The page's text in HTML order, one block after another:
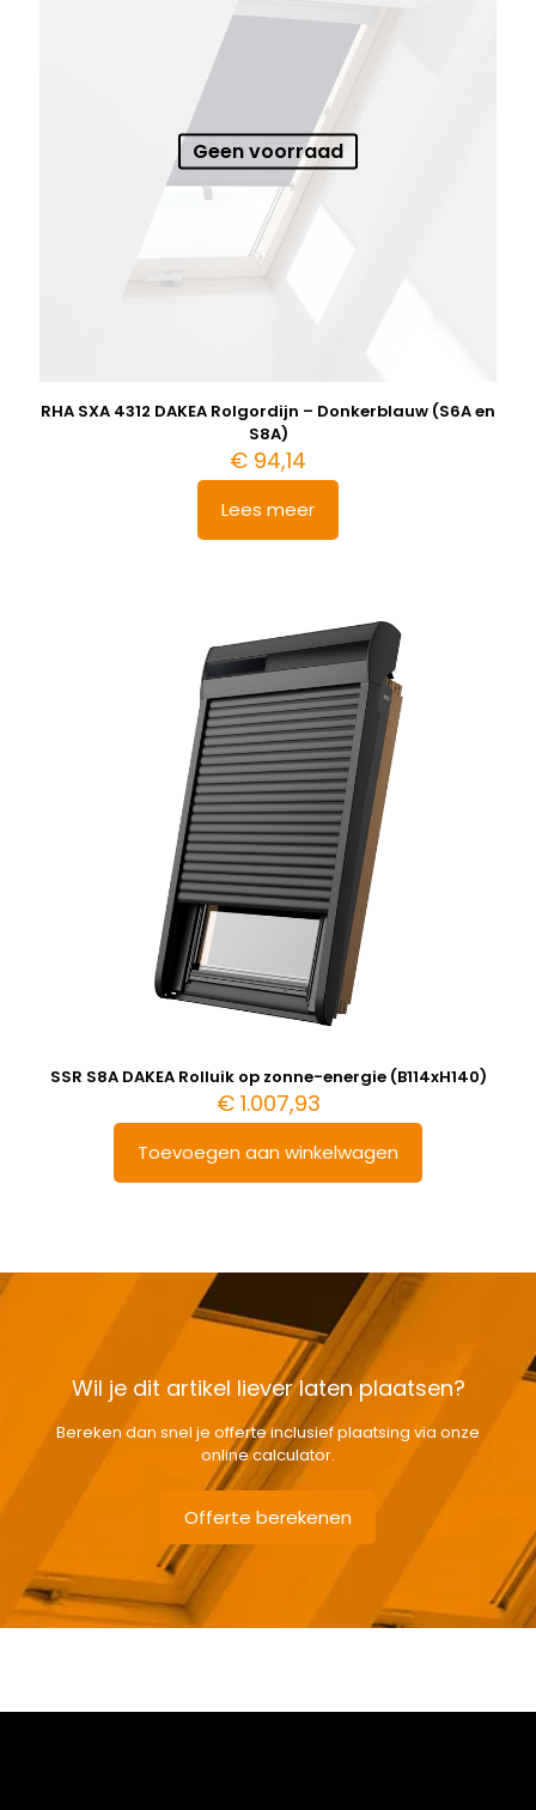
Geen voorraad
RHA SXA 4312 DAKEA Rolgordijn – Donkerblauw (S6A en
S8A)
€ 94,14
Lees meer
SSR S8A DAKEA Rolluik op zonne-energie (B114xH140)
€1.007,93
Toevoegen aan winkelwagen
Wil je dit artikel liever laten plaatsen?
Bereken dan snel je offerte inclusief plaatsing via onze
online calculator.
Offerte berekenen